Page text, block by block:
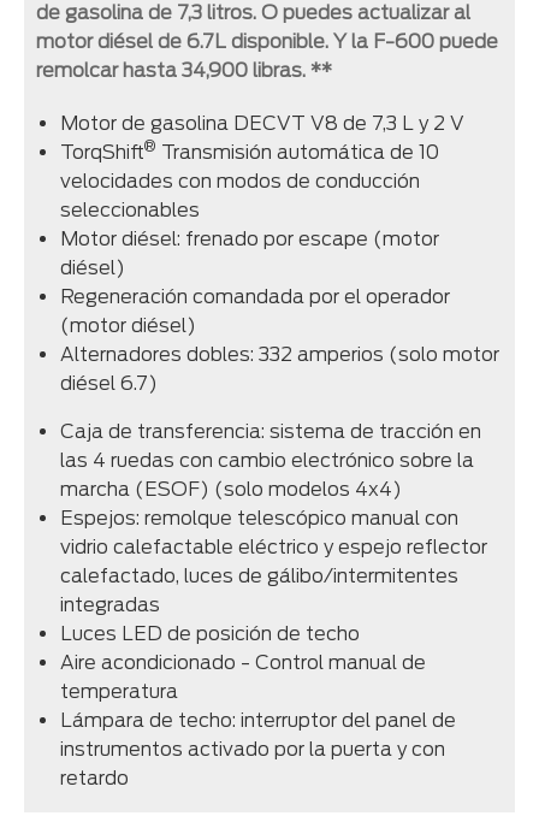
de gasolina de 7,3 litros. O puedes actualizar al
motor diésel de 6.7L disponible. Y la F-600 puede
remolcar hasta 34,900 libras. **
Motor de gasolina DECVT V8 de 7,3 L y 2 V
TorqShift® Transmisión automática de 10
velocidades con modos de conducción
seleccionables
Motor diésel: frenado por escape (motor
diésel)
Regeneración comandada por el operador
(motor diésel)
Alternadores dobles: 332 amperios (solo motor
diésel 6.7)
Caja de transferencia: sistema de tracción en
las 4 ruedas con cambio electrónico sobre la
marcha (ESOF) (solo modelos 4x4)
Espejos: remolque telescópico manual con
vidrio calefactable eléctrico y espejo reflector
calefactado, luces de gálibo/intermitentes
integradas
Luces LED de posición de techo
Aire acondicionado - Control manual de
temperatura
Lámpara de techo: interruptor del panel de
instrumentos activado por la puerta y con
retardo